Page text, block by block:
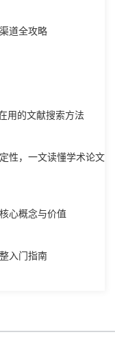
道全攻略
用的文献搜索方法
性，一文读懂学术论文
心概念与价值
入门指南